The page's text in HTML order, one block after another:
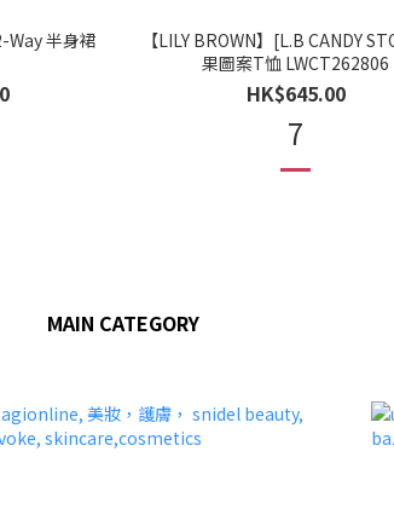
Way 半身裙
【LILY BROWN】[L.B CANDY
果圖案T恤 LWCT262806
HK$645.00
7
MAIN CATEGORY